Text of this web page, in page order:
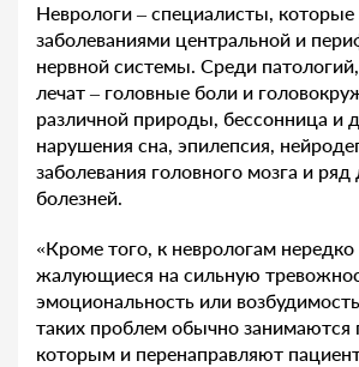
Неврологи – специалисты,
заболеваниями центральной и
нервной системы. Среди
лечат – головные боли и
различной природы, бессонница и
нарушения сна, эпилепсия,
заболевания головного мозга и ряд
болезней.
«Кроме того, к неврологам
жалующиеся на сильную
эмоциональность или
таких проблем обычно занимаются
которым и перенаправляют